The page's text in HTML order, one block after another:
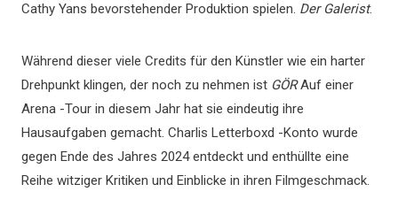
Cathy Yans bevorstehender Produktion spielen. Der Galerist.
Während dieser viele Credits für den Künstler wie ein harter
Drehpunkt klingen, der noch zu nehmen ist GÖRAuf einer
Arena -Tour in diesem Jahr hat sie eindeutig ihre
Hausaufgaben gemacht. Charlis Letterboxd -Konto wurde
gegen Ende des Jahres 2024 entdeckt und enthüllte eine
Reihe witziger Kritiken und Einblicke in ihren Filmgeschmack.